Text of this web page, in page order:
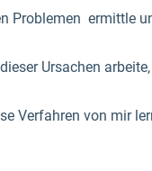
Problemen ermittle
Ursachen
Verfahren von mir